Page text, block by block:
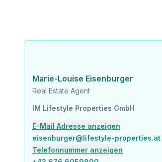
Marie-Louise Eisenburger
Real Estate Agent
IM Lifestyle Properties GmbH
E-Mail Adresse anzeigen
eisenburger@lifestyle-properties.at
Telefonnummer anzeigen